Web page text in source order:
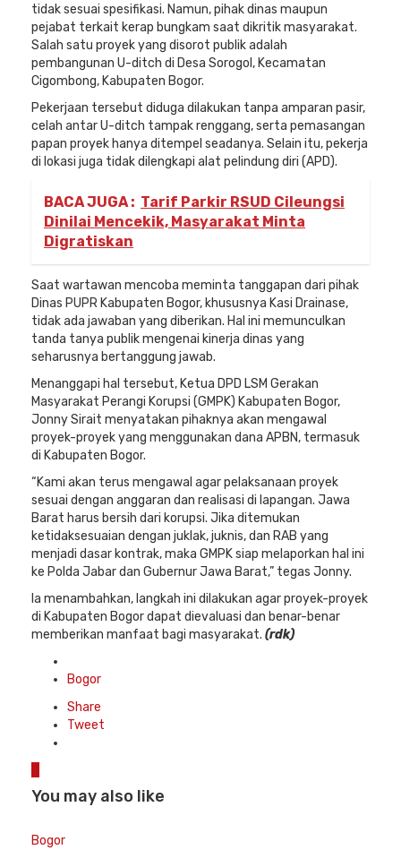
tidak sesuai spesifikasi. Namun, pihak dinas maupun
pejabat terkait kerap bungkam saat dikritik masyarakat.
Salah satu proyek yang disorot publik adalah
pembangunan U-ditch di Desa Sorogol, Kecamatan
Cigombong, Kabupaten Bogor.
Pekerjaan tersebut diduga dilakukan tanpa amparan pasir,
celah antar U-ditch tampak renggang, serta pemasangan
papan proyek hanya ditempel seadanya. Selain itu, pekerja
di lokasi juga tidak dilengkapi alat pelindung diri (APD).
BACA JUGA : Tarif Parkir RSUD Cileungsi
Dinilai Mencekik, Masyarakat Minta
Digratiskan
Saat wartawan mencoba meminta tanggapan dari pihak
Dinas PUPR Kabupaten Bogor, khususnya Kasi Drainase,
tidak ada jawaban yang diberikan. Hal ini memunculkan
tanda tanya publik mengenai kinerja dinas yang
seharusnya bertanggung jawab.
Menanggapi hal tersebut, Ketua DPD LSM Gerakan
Masyarakat Perangi Korupsi (GMPK) Kabupaten Bogor,
Jonny Sirait menyatakan pihaknya akan mengawal
proyek-proyek yang menggunakan dana APBN, termasuk
di Kabupaten Bogor.
“Kami akan terus mengawal agar pelaksanaan proyek
sesuai dengan anggaran dan realisasi di lapangan. Jawa
Barat harus bersih dari korupsi. Jika ditemukan
ketidaksesuaian dengan juklak, juknis, dan RAB yang
menjadi dasar kontrak, maka GMPK siap melaporkan hal ini
ke Polda Jabar dan Gubernur Jawa Barat,” tegas Jonny.
Ia menambahkan, langkah ini dilakukan agar proyek-proyek
di Kabupaten Bogor dapat dievaluasi dan benar-benar
memberikan manfaat bagi masyarakat. (rdk)
in
Bogor
Share
Tweet
You may also like
Bogor